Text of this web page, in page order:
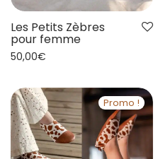
Les Petits Zèbres
pour femme
50,00€
Promo !